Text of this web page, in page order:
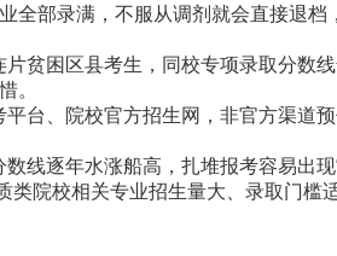
部录满，不服从调剂就会直接退档
困区县考生，同校专项录取分数
。
台、院校官方招生网，非官方渠道
逐年水涨船高，扎堆报考容易出现
类院校相关专业招生量大、录取门槛